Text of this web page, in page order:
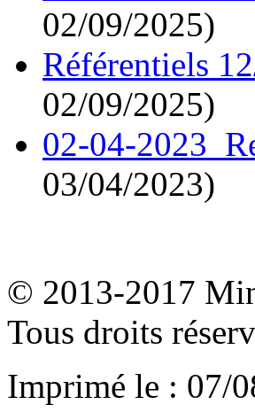
02/09/2025)
Référentiels
02/09/2025)
02-04-
03/04/2023)
© 2013-2017
Tous droits
Imprimé le : 07/